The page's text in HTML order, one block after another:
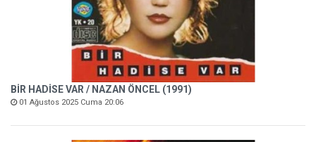
BİR HADİSE VAR / NAZAN ÖNCEL (1991)
01 Ağustos 2025 Cuma 20:06